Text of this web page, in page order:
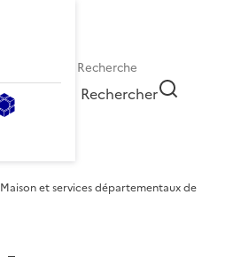
Rechercher
Maison et services départementaux de